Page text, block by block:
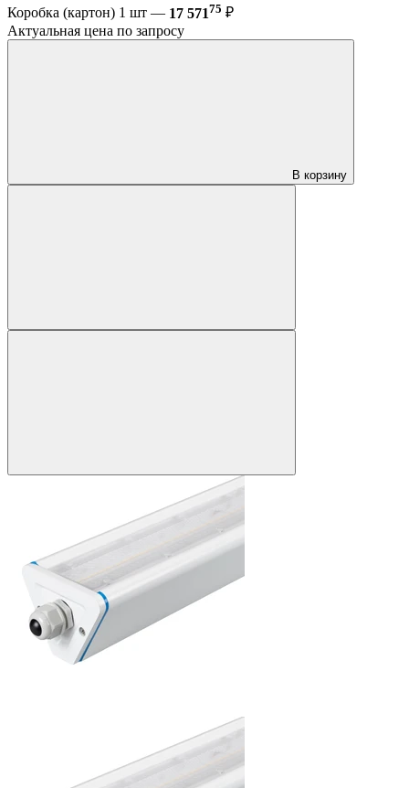
Коробка (картон) 1 шт — 17 57175 ₽
Актуальная цена по запросу
В корзину